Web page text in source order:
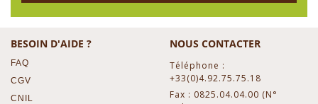
BESOIN D'AIDE ?
FAQ
CGV
CNIL
NOUS CONTACTER
Téléphone :
+33(0)4.92.75.75.18
Fax : 0825.04.04.00 (N°